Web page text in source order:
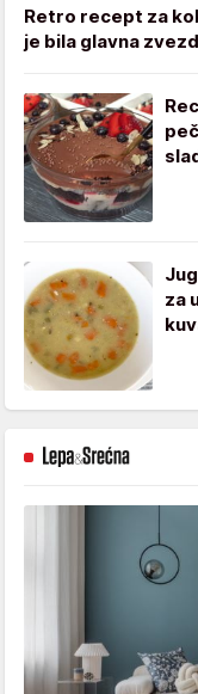
Retro recept za
je bila glavna
za